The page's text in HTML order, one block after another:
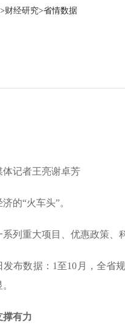
>财经研究>省情数据
体记者王亮谢卓芳
的“火车头”。
列重大项目、优惠政策、
布数据：1至10月，全省
撑有力